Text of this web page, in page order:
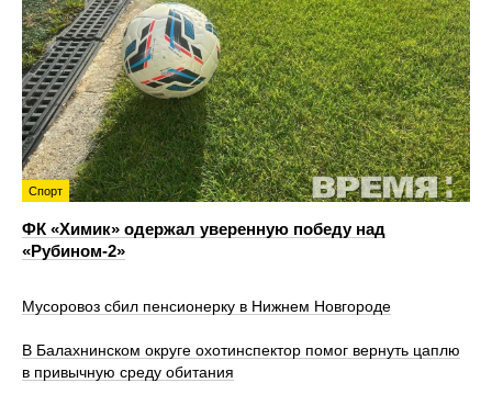
Спорт
ФК «Химик» одержал уверенную победу над
«Рубином‑2»
Мусоровоз сбил пенсионерку в Нижнем Новгороде
В Балахнинском округе охотинспектор помог вернуть цаплю
в привычную среду обитания